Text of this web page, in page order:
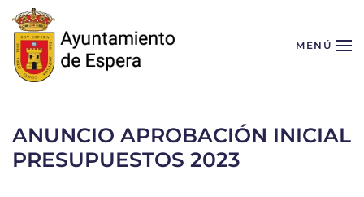
Skip to main content MENÚ
ANUNCIO APROBACIÓN INICIAL
PRESUPUESTOS 2023